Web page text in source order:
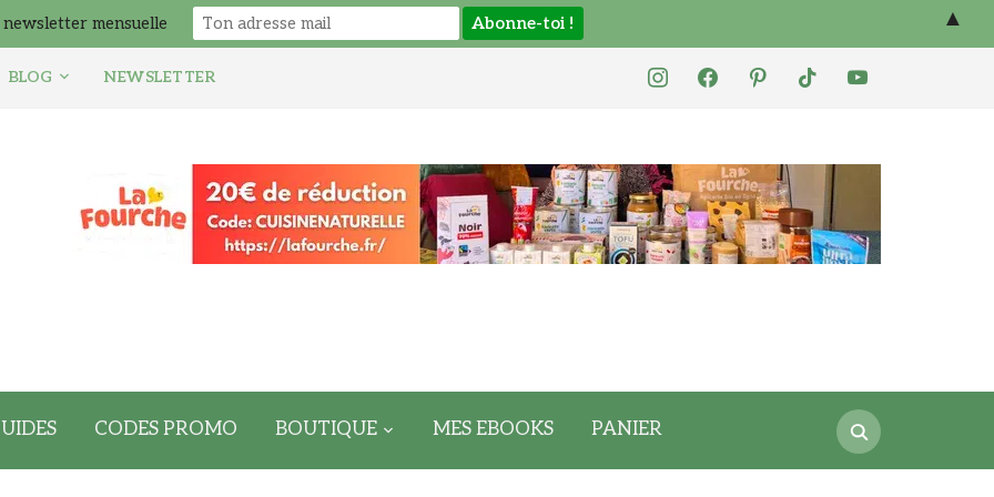
instagramfacebookpinteresttiktok youtube
BLOG NEWSLETTER
Search
for:
CODES PROMO BOUTIQUE MES EBOOKS PANIER
newsletter mensuelle ▲